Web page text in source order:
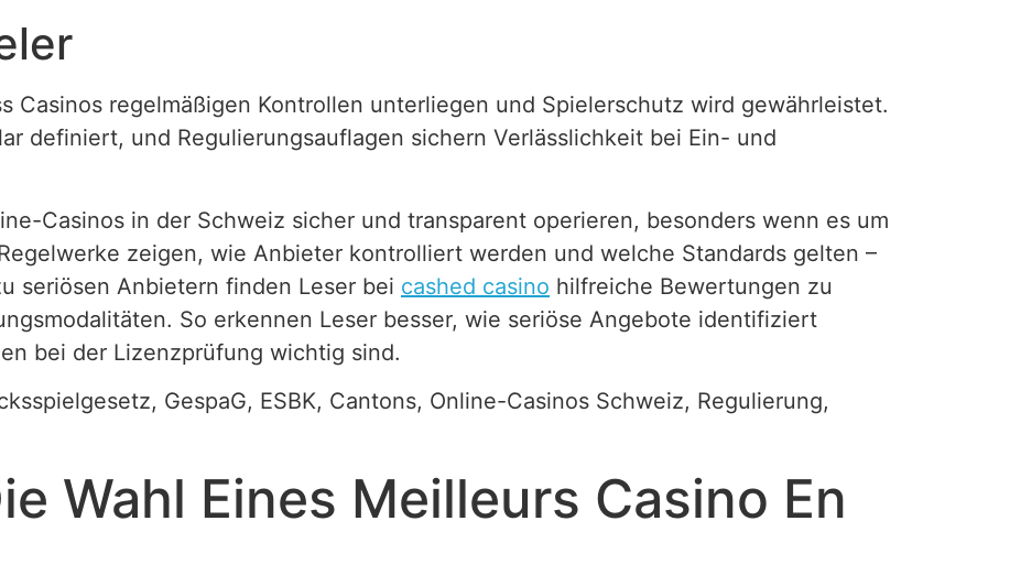
Casinos regelmäßigen Kontrollen unterliegen und Spielerschutz wird gewährleistet.
definiert, und Regulierungsauflagen sichern Verlässlichkeit bei Ein- und
Casinos in der Schweiz sicher und transparent operieren, besonders wenn es um
zeigen, wie Anbieter kontrolliert werden und welche Standards gelten –
seriösen Anbietern finden Leser bei cashed casino hilfreiche Bewertungen zu
So erkennen Leser besser, wie seriöse Angebote identifiziert
bei der Lizenzprüfung wichtig sind.
GespaG, ESBK, Cantons, Online-Casinos Schweiz, Regulierung,
Wahl Eines Meilleurs Casino En